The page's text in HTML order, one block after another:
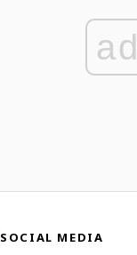
ad
SOCIAL MEDIA